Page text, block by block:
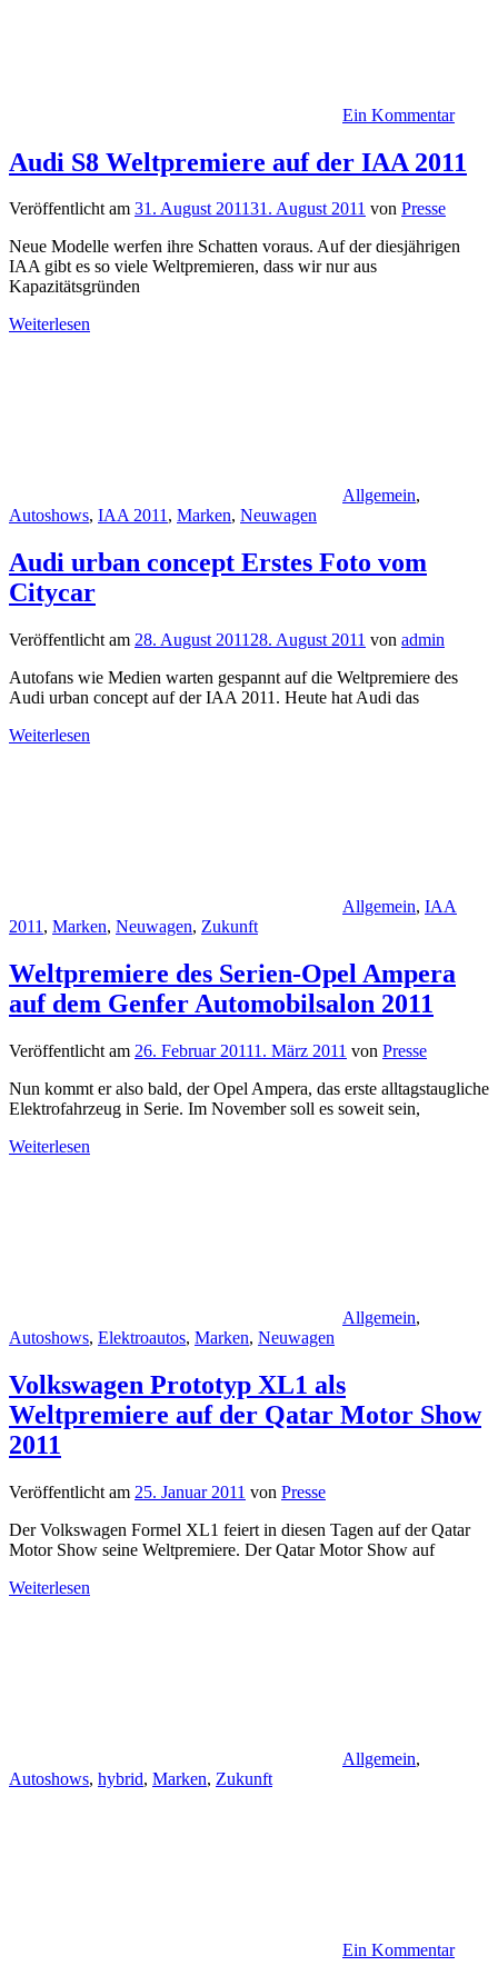
Ein Kommentar
Audi S8 Weltpremiere auf der IAA 2011
Veröffentlicht am 31. August 201131. August 2011 von Presse
Neue Modelle werfen ihre Schatten voraus. Auf der diesjährigen
IAA gibt es so viele Weltpremieren, dass wir nur aus
Kapazitätsgründen
Weiterlesen
Allgemein,
Autoshows, IAA 2011, Marken, Neuwagen
Audi urban concept Erstes Foto vom
Citycar
Veröffentlicht am 28. August 2011 28. August 2011 von admin
Autofans wie Medien warten gespannt auf die Weltpremiere des
Audi urban concept auf der IAA 2011. Heute hat Audi das
Weiterlesen
Allgemein, IAA
2011 , Marken, Neuwagen, Zukunft
Weltpremiere des Serien-Opel Ampera
auf dem Genfer Automobilsalon 2011
Veröffentlicht am 26. Februar 20111. März 2011 von Presse
Nun kommt er also bald, der Opel Ampera, das erste alltagstaugliche
Elektrofahrzeug in Serie. Im November soll es soweit sein,
Weiterlesen
Allgemein,
Autoshows, Elektroautos, Marken, Neuwagen
Volkswagen Prototyp XL1 als
Weltpremiere auf der Qatar Motor Show
2011
Veröffentlicht am 25. Januar 2011 von Presse
Der Volkswagen Formel XL1 feiert in diesen Tagen auf der Qatar
Motor Show seine Weltpremiere. Der Qatar Motor Show auf
Weiterlesen
Allgemein,
Autoshows, hybrid, Marken, Zukunft
Ein Kommentar